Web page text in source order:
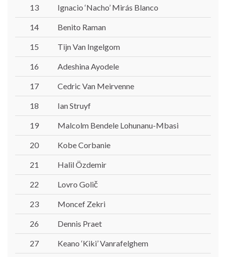
13 Ignacio ‘Nacho’ Mirás Blanco
14 Benito Raman
15 Tijn Van Ingelgom
16 Adeshina Ayodele
17 Cedric Van Meirvenne
18 Ian Struyf
19 Malcolm Bendele Lohunanu-Mbasi
20 Kobe Corbanie
21 Halil Özdemir
22 Lovro Golič
23 Moncef Zekri
26 Dennis Praet
27 Keano ‘Kiki’ Vanrafelghem